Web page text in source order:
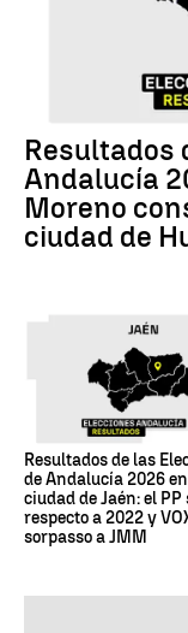
Resultados
Andalucía
Moreno
ciudad de
Resultados de las
de Andalucía 2026
ciudad de Jaén: el PP
respecto a 2022 y
sorpasso a JMM